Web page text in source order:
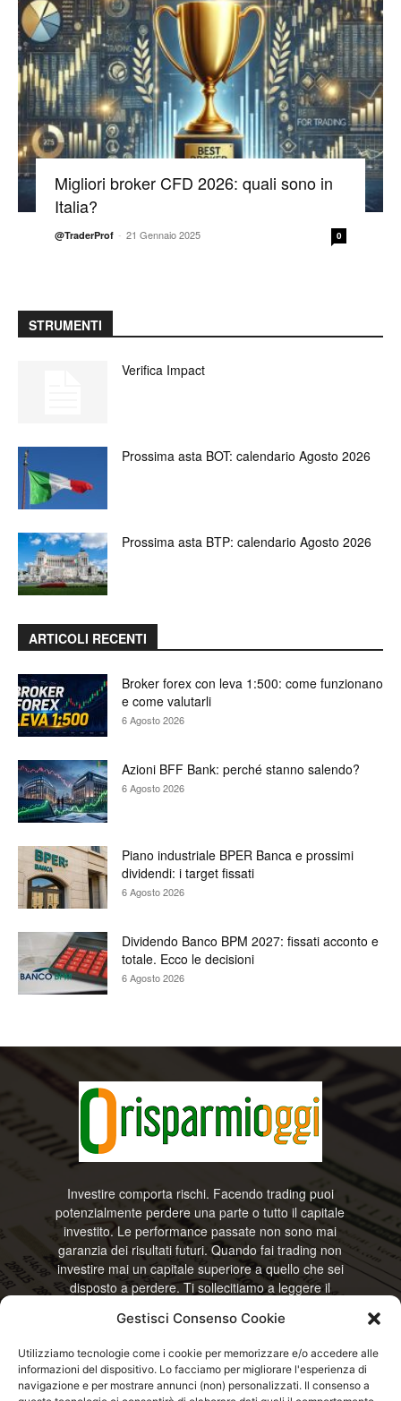
Gestisci Consenso Cookie
Utilizziamo tecnologie come i cookie per memorizzare e/o accedere alle
informazioni del dispositivo. Lo facciamo per migliorare l'esperienza di
navigazione e per mostrare annunci (non) personalizzati. Il consenso a
Migliori broker CFD 2026: quali sono in
Italia?
@TraderProf - 21 Gennaio 2025 0
STRUMENTI
Verifica Impact
Prossima asta BOT: calendario Agosto 2026
Prossima asta BTP: calendario Agosto 2026
ARTICOLI RECENTI
Broker forex con leva 1:500: come funzionano
e come valutarli
6 Agosto 2026
Azioni BFF Bank: perché stanno salendo?
6 Agosto 2026
Piano industriale BPER Banca e prossimi
dividendi: i target fissati
6 Agosto 2026
Dividendo Banco BPM 2027: fissati acconto e
totale. Ecco le decisioni
6 Agosto 2026
Investire comporta rischi. Facendo trading puoi
potenzialmente perdere una parte o tutto il capitale
investito. Le performance passate non sono mai
garanzia dei risultati futuri. Quando fai trading non
investire mai un capitale superiore a quello che sei
disposto a perdere. Ti sollecitiamo a leggere il
RisparmiOggi non offre alcun genere di consulenza
informazioni riportate. Continuando ad accedere o
a usare questo sito o ogni servizio disponibile